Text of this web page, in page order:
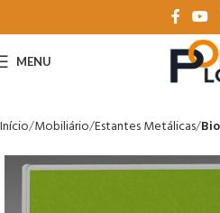
MENU
Início Mobiliário Estantes Metálicas